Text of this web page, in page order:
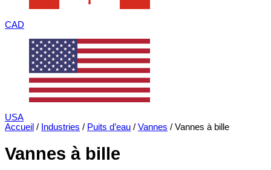
CAD
USA
Accueil / Industries / Puits d’eau / Vannes / Vannes à bille
Vannes à bille